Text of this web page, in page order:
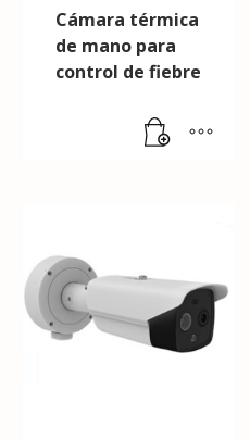
Cámara térmica
de mano para
control de fiebre